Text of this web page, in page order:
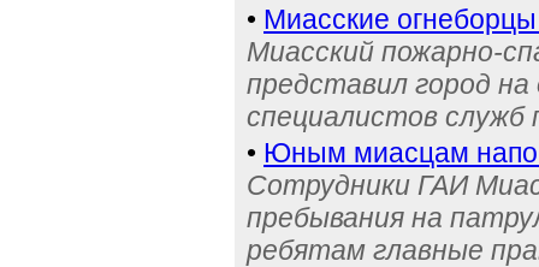
• Миасские
Миасский пожарно-
представил город
специалистов
• Юным миасцам
Сотрудники ГАИ
пребывания на
ребятам главные